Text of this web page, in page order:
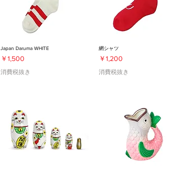
Japan Daruma WHITE
価格
￥1,500
消費税抜き
網シャツ
価格
￥1,200
消費税抜き